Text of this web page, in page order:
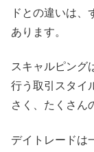
ドとの違いは、
あります。
スキャルピング
行う取引スタイ
さく、たくさん
デイトレードは